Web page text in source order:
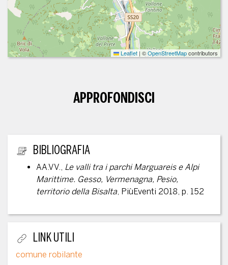
Leaflet | ©OpenStreetMapcontributors
APPROFONDISCI
ULTERIORI INFORMAZIONI
BIBLIOGRAFIA
AA.VV., Le valli tra i parchi Marguareis e Alpi
Marittime. Gesso, Vermenagna, Pesio,
territorio della Bisalta, PiùEventi 2018, p. 152
LINK UTILI
comune robilante